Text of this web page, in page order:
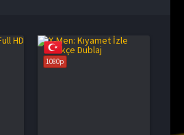
1080p